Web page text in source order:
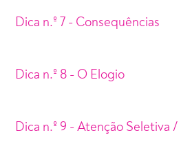
Dica n.º 7 - Consequências
Dica n.º 8 - O Elogio
Dica n.º 9 - Atenção Seletiva